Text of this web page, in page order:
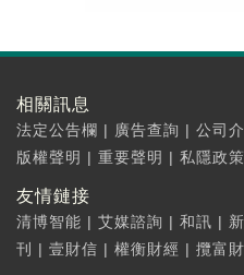
相關訊息
法定公告欄 | 廣告查詢 | 公司
版權聲明 | 重要聲明 | 私隱政策
友情鏈接
清博智能 | 艾媒諮詢 | 和訊 |
刊
| 壹財信 | 權衡財經 | 攬富